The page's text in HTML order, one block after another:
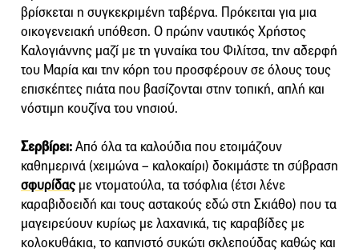
βρίσκεται η συγκεκριμένη ταβέρνα. Πρόκειται για μια
οικογενειακή υπόθεση. Ο πρώην ναυτικός Χρήστος
Καλογιάννης μαζί με τη γυναίκα του Φιλίτσα, την αδερφή
του Μαρία και την κόρη του προσφέρουν σε όλους τους
επισκέπτες πιάτα που βασίζονται στην τοπική, απλή και
νόστιμη κουζίνα του νησιού.
Σερβίρει:Από όλα τα καλούδια που ετοιμάζουν
καθημερινά (χειμώνα – καλοκαίρι) δοκιμάστε τη σύβραση
σφυρίδας με ντοματούλα, τα τσόφλια (έτσι λένε
καραβιδοειδή και τους αστακούς εδώ στη Σκιάθο) που τα
μαγειρεύουν κυρίως με λαχανικά, τις καραβίδες με
κολοκυθάκια, το καπνιστό συκώτι σκλεπούδας καθώς και